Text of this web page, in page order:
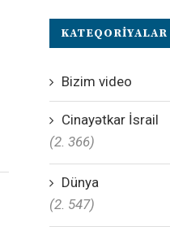
KATEQORIYALAR
Bizim video
Cinayətkar İsrail
(2. 366)
Dünya
(2. 547)